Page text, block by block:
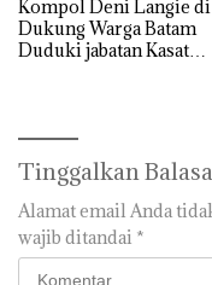
Kompol Deni Langie di
Dukung Warga Batam
Duduki jabatan Kasat
Tinggalkan
Alamat email Anda
wajib ditandai *